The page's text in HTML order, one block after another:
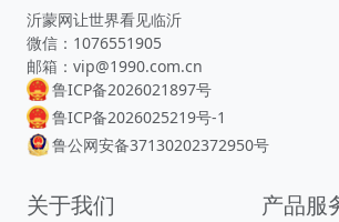
沂蒙网让世界看见临沂
微信：1076551905
邮箱：vip@1990.com.cn
鲁ICP备2026021897号
鲁ICP备2026025219号-1
鲁公网安备37130202372950号
关于我们 产品服